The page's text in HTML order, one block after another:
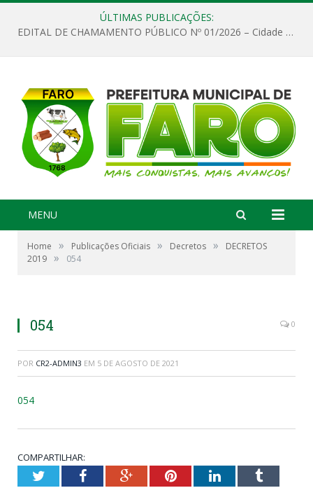
ÚLTIMAS PUBLICAÇÕES:
EDITAL DE CHAMAMENTO PÚBLICO Nº 01/2026 – Cidade de Faro
MENU
Home » Publicações Oficiais » Decretos »
DECRETOS
2019 » 054
054 0
POR CR2-ADMIN3 EM 5 DE AGOSTO DE 2021
054
COMPARTILHAR:
TwitterFacebookGoogle+PinterestLinkedInTumblr